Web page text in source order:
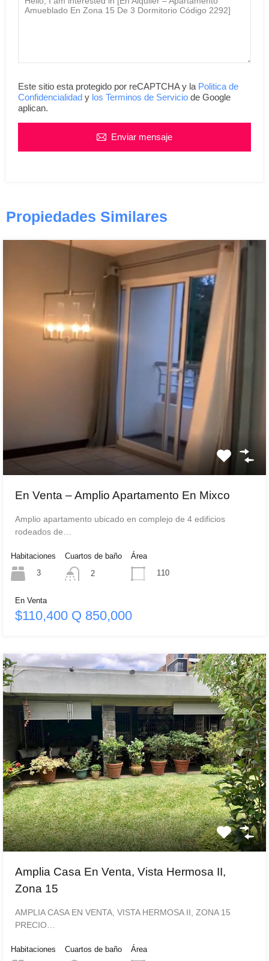
Este sitio esta protegido por reCAPTCHA y la Politica de
Confidencialidad y los Terminos de Servicio de Google
aplican.
Enviar mensaje
Propiedades Similares
En Venta – Amplio Apartamento En Mixco
Amplio apartamento ubicado en complejo de 4 edificios
rodeados de…
Habitaciones
3
Cuartos de baño
2
Área
110
En Venta
$110,400 Q 850,000
Amplia Casa En Venta, Vista Hermosa II,
Zona 15
AMPLIA CASA EN VENTA, VISTA HERMOSA II, ZONA 15
PRECIO…
Habitaciones
Cuartos de baño
Área